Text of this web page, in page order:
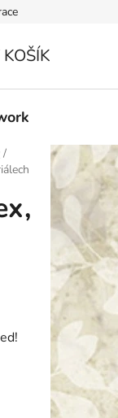
/